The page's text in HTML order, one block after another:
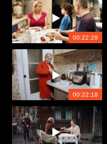
00:22:29
00:22:18